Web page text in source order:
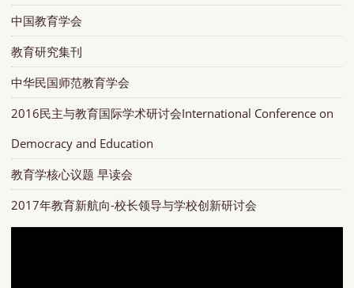
中国教育学会
教育研究集刊
中华民国师范教育学会
2016民主与教育国际学术研讨会International Conference on
Democracy and Education
教育学核心议题 早读会
2017年教育新航向-校长领导与学校创新研讨会